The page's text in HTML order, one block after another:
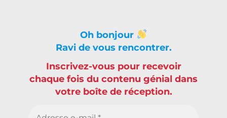
Oh bonjour
Ravi de vous rencontrer.
Inscrivez-vous pour recevoir
chaque fois du contenu génial dans
votre boîte de réception.